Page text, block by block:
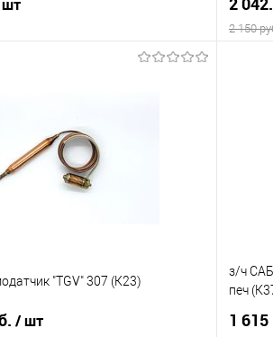
В наличии
2 150
"TGV" 307 (К23)
/ шт
з/ч
печ
1 615